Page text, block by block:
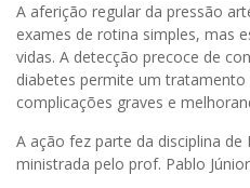
A aferição regular da pressão
exames de rotina simples, mas
vidas. A detecção precoce de
diabetes permite um tratamento
complicações graves e
A ação fez parte da disciplina
ministrada pelo prof. Pablo